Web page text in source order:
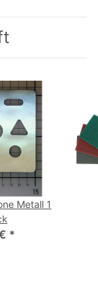
Metall 1
*